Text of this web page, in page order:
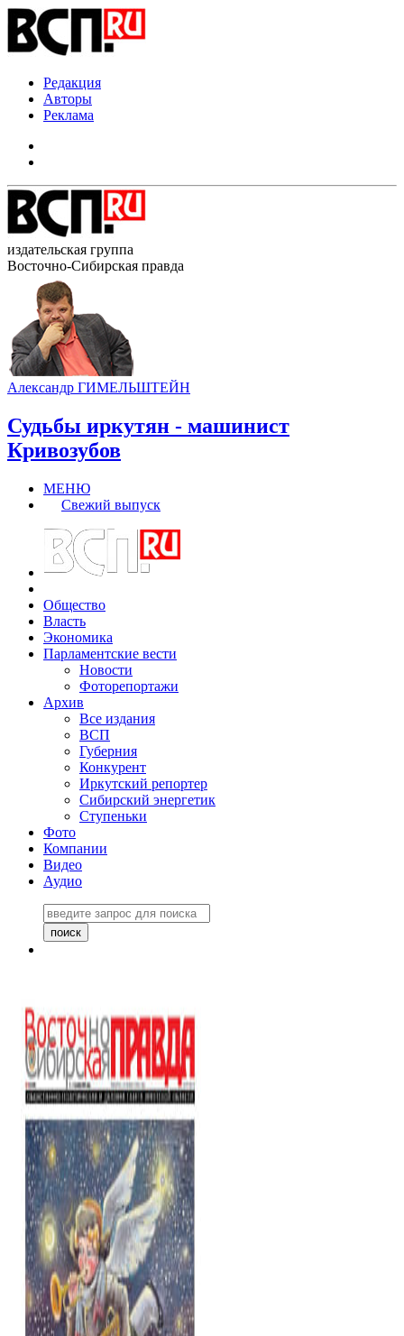
Редакция
Авторы
Реклама
издательская группа
Восточно-Сибирская правда
Александр ГИМЕЛЬШТЕЙН
Судьбы иркутян - машинист
Кривозубов
МЕНЮ
Свежий выпуск
Общество
Власть
Экономика
Парламентские вести
Новости
Фоторепортажи
Архив
Все издания
ВСП
Губерния
Конкурент
Иркутский репортер
Сибирский энергетик
Ступеньки
Фото
Компании
Видео
Аудио